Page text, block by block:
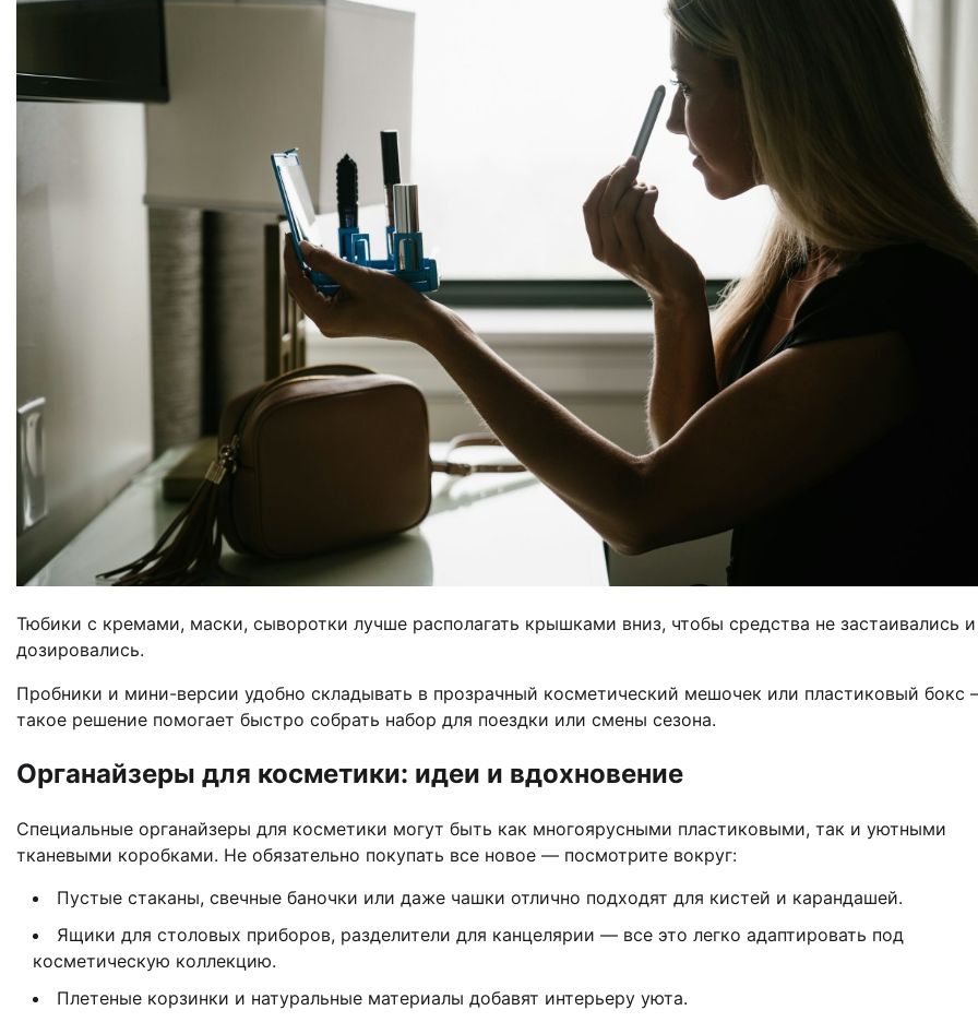
Тюбики с кремами, маски, сыворотки лучше располагать крышками вниз, чтобы средства не застаивались и
дозировались.
Пробники и мини-версии удобно складывать в прозрачный косметический мешочек или пластиковый бокс
такое решение помогает быстро собрать набор для поездки или смены сезона.
Органайзеры для косметики: идеи и вдохновение
Специальные органайзеры для косметики могут быть как многоярусными пластиковыми, так и уютными
тканевыми коробками. Не обязательно покупать все новое — посмотрите вокруг:
Пустые стаканы, свечные баночки или даже чашки отлично подходят для кистей и карандашей.
Ящики для столовых приборов, разделители для канцелярии — все это легко адаптировать под
косметическую коллекцию.
Плетеные корзинки и натуральные материалы добавят интерьеру уюта.